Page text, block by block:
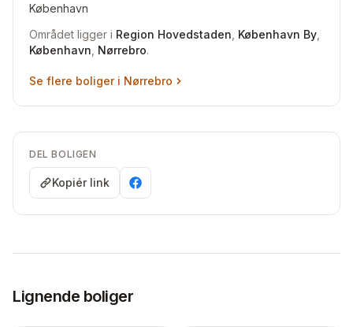
København
Området ligger i Region Hovedstaden København By
København Nørrebro.
Se flere boliger i Nørrebro
DEL BOLIGEN
Kopiér link
Lignende boliger